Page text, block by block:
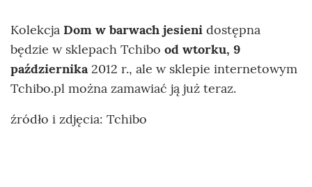
Kolekcja Dom w barwach jesieni dostępna
będzie w sklepach Tchibo od wtorku, 9
października2012 r., ale w sklepie internetowym
Tchibo.pl można zamawiać ją już teraz.
źródło i zdjęcia: Tchibo